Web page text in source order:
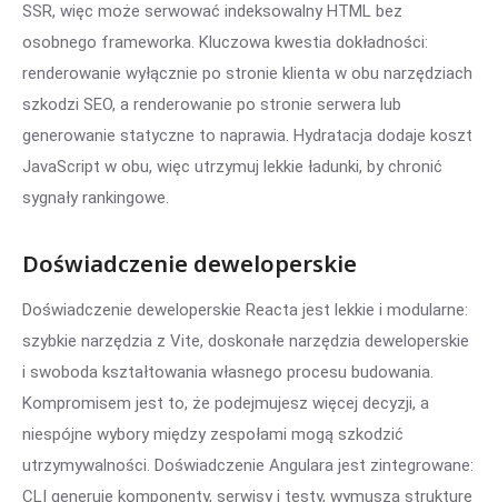
SSR, więc może serwować indeksowalny HTML bez
osobnego frameworka. Kluczowa kwestia dokładności:
renderowanie wyłącznie po stronie klienta w obu narzędziach
szkodzi SEO, a renderowanie po stronie serwera lub
generowanie statyczne to naprawia. Hydratacja dodaje koszt
JavaScript w obu, więc utrzymuj lekkie ładunki, by chronić
sygnały rankingowe.
Doświadczenie deweloperskie
Doświadczenie deweloperskie Reacta jest lekkie i modularne:
szybkie narzędzia z Vite, doskonałe narzędzia deweloperskie
i swoboda kształtowania własnego procesu budowania.
Kompromisem jest to, że podejmujesz więcej decyzji, a
niespójne wybory między zespołami mogą szkodzić
utrzymywalności. Doświadczenie Angulara jest zintegrowane:
CLI generuje komponenty, serwisy i testy, wymusza strukturę